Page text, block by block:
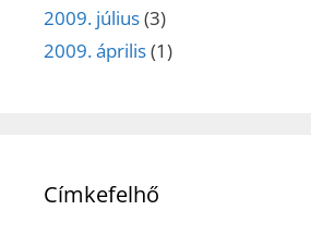
2009. július(3)
2009. április(1)
Címkefelhő